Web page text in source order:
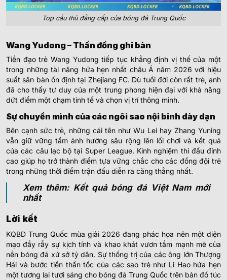
Top cầu thủ đẳng cấp của bóng đá Trung Quốc
Wang Yudong – Thần đồng ghi bàn
Tiền đạo trẻ Wang Yudong tiếp tục khẳng định vị thế của một
trong những tài năng hứa hẹn nhất châu Á năm 2026 với hiệu
suất săn bàn ổn định tại Zhejiang FC. Dù tuổi đời còn rất trẻ, anh
đã cho thấy tư duy của một trung phong hiện đại với khả năng
dứt điểm một chạm tinh tế và chọn vị trí thông minh.
Sự chuyển mình của các ngôi sao nội binh dày dạn
Bên cạnh sức trẻ, những cái tên như Wu Lei hay Zhang Yuning
vẫn giữ vững tầm ảnh hưởng sâu rộng lên lối chơi và kết quả
của các câu lạc bộ tại Super League. Kinh nghiệm thi đấu đỉnh
cao giúp họ trở thành điểm tựa vững chắc cho các đồng đội trẻ
trong những thời điểm trận đấu diễn ra căng thẳng nhất.
Xem thêm: Kết quả bóng đá Việt Nam mới
nhất
Lời kết
KQBD Trung Quốc mùa giải 2026 đang phác họa nên một diện
mạo đầy rẫy sự kịch tính và khao khát vươn tầm mạnh mẽ của
nền bóng đá xứ sở tỷ dân. Sự thống trị của các ông lớn Thượng
Hải và bước tiến thần tốc của các sao trẻ như Li Hao hứa hẹn
một tương lai tươi sáng cho bóng đá Trung Quốc trên bản đồ túc